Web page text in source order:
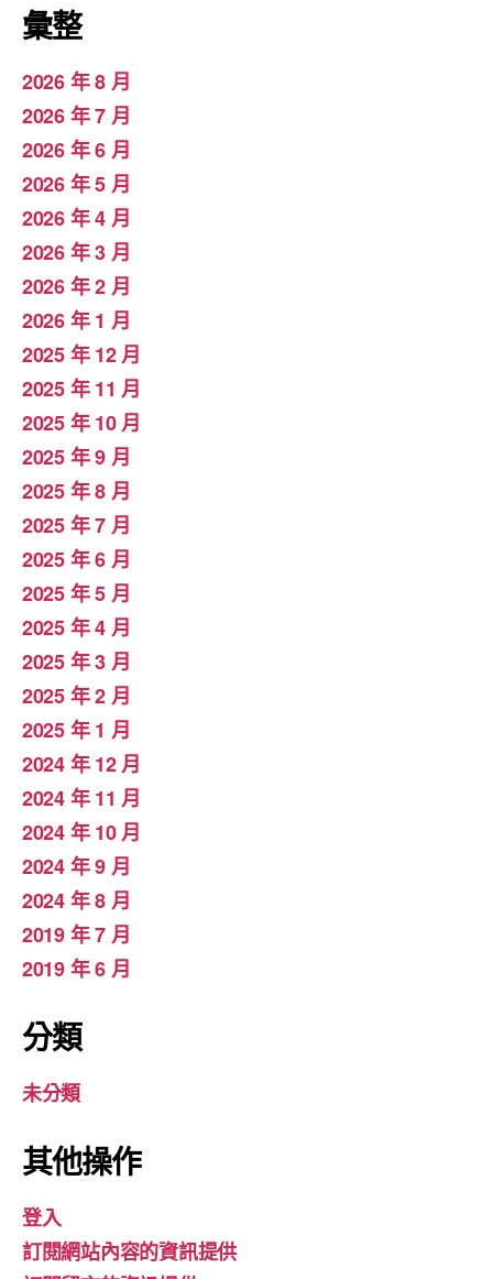
彙整
2026 年 8 月
2026 年 7 月
2026 年 6 月
2026 年 5 月
2026 年 4 月
2026 年 3 月
2026 年 2 月
2026 年 1 月
2025 年 12 月
2025 年 11 月
2025 年 10 月
2025 年 9 月
2025 年 8 月
2025 年 7 月
2025 年 6 月
2025 年 5 月
2025 年 4 月
2025 年 3 月
2025 年 2 月
2025 年 1 月
2024 年 12 月
2024 年 11 月
2024 年 10 月
2024 年 9 月
2024 年 8 月
2019 年 7 月
2019 年 6 月
分類
未分類
其他操作
登入
訂閱網站內容的資訊提供